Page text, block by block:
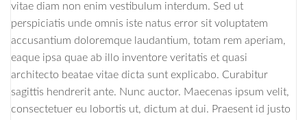
vitae diam non enim vestibulum interdum. Sed ut
perspiciatis unde omnis iste natus error sit voluptatem
accusantium doloremque laudantium, totam rem aperiam,
eaque ipsa quae ab illo inventore veritatis et quasi
architecto beatae vitae dicta sunt explicabo. Curabitur
sagittis hendrerit ante. Nunc auctor. Maecenas ipsum velit,
consectetuer eu lobortis ut, dictum at dui. Praesent id justo